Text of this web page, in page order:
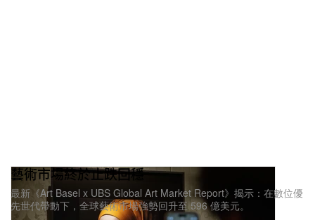
藝術市場終於止跌回穩
最新《Art Basel x UBS Global Art Market Report》揭示：在數位優
先世代帶動下，全球藝術市場強勢回升至 596 億美元。